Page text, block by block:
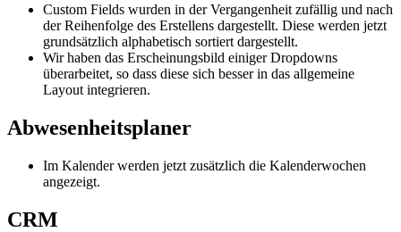
Custom Fields wurden in der Vergangenheit zufällig und nach
der Reihenfolge des Erstellens dargestellt. Diese werden jetzt
grundsätzlich alphabetisch sortiert dargestellt.
Wir haben das Erscheinungsbild einiger Dropdowns
überarbeitet, so dass diese sich besser in das allgemeine
Layout integrieren.
Abwesenheitsplaner
Im Kalender werden jetzt zusätzlich die Kalenderwochen
angezeigt.
CRM